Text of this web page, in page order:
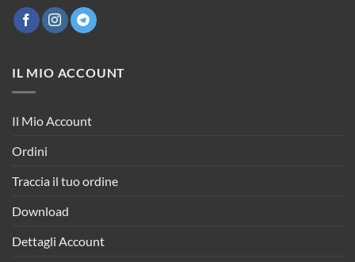
IL MIO ACCOUNT
Il Mio Account
Ordini
Traccia il tuo ordine
Download
Dettagli Account